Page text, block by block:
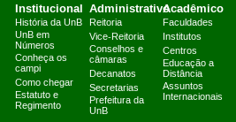
Institucional
História da UnB
UnB em
Números
Conheça os
campi
Como chegar
Estatuto e
Regimento
Administrativo
Reitoria
Vice-Reitoria
Conselhos e
câmaras
Decanatos
Secretarias
Prefeitura da
UnB
Acadêmico
Faculdades
Institutos
Centros
Educação a
Distância
Assuntos
Internacionais